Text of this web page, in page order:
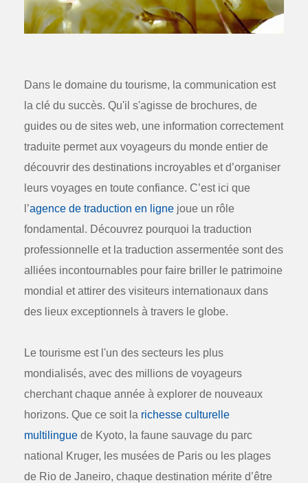
Dans le domaine du tourisme, la communication est
la clé du succès. Qu'il s'agisse de brochures, de
guides ou de sites web, une information correctement
traduite permet aux voyageurs du monde entier de
découvrir des destinations incroyables et d’organiser
leurs voyages en toute confiance. C’est ici que
l’agence de traduction en ligne joue un rôle
fondamental. Découvrez pourquoi la traduction
professionnelle et la traduction assermentée sont des
alliées incontournables pour faire briller le patrimoine
mondial et attirer des visiteurs internationaux dans
des lieux exceptionnels à travers le globe.
Le tourisme est l'un des secteurs les plus
mondialisés, avec des millions de voyageurs
cherchant chaque année à explorer de nouveaux
horizons. Que ce soit la richesse culturelle
multilingue de Kyoto, la faune sauvage du parc
national Kruger, les musées de Paris ou les plages
de Rio de Janeiro, chaque destination mérite d’être